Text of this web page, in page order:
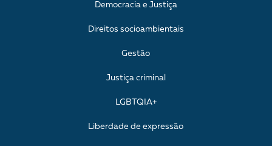
Democracia e Justiça
Direitos socioambientais
Gestão
Justiça criminal
LGBTQIA+
Liberdade de expressão